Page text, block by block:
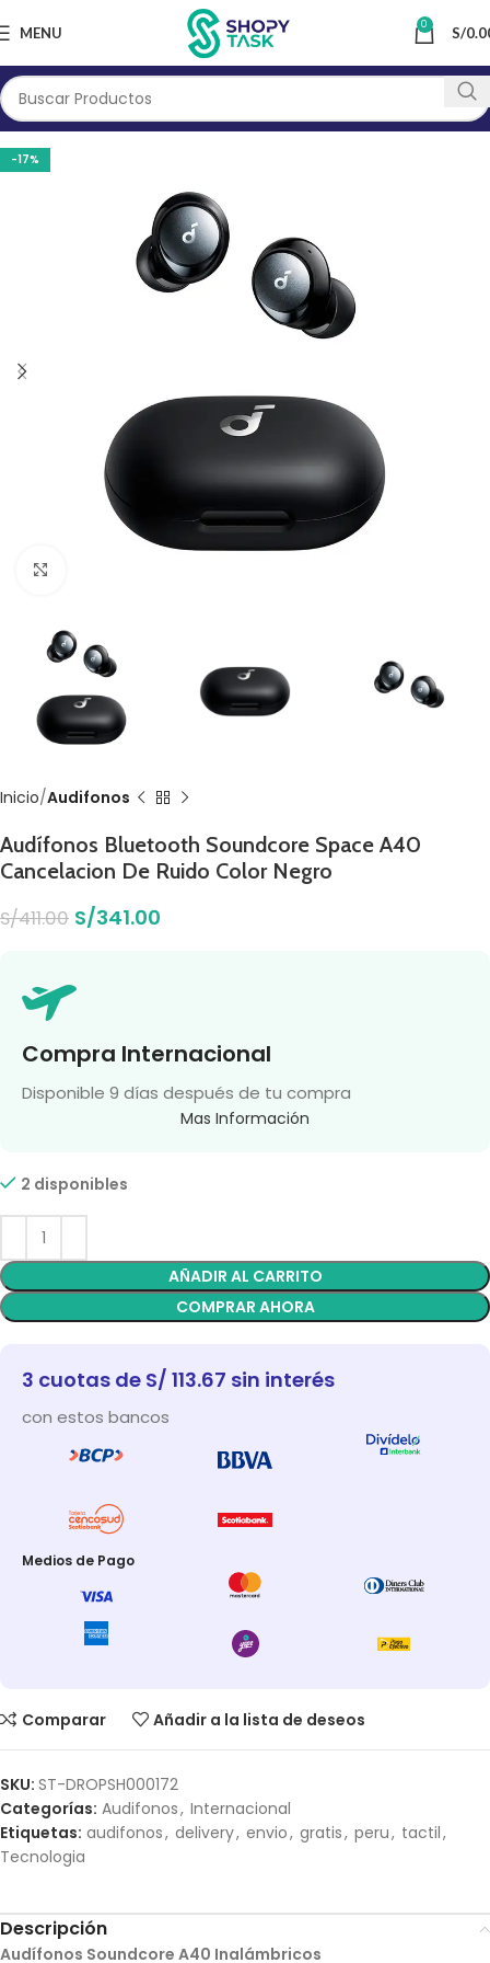
MENU 0 S/
-17%
Inicio Audifonos
Audífonos Bluetooth Soundcore Space A40
Cancelacion De Ruido Color Negro
S/411.00 S/341.00
Compra Internacional
Disponible 9 días después de tu compra
Mas Información
2 disponibles
AÑADIR AL CARRITO
COMPRAR AHORA
3 cuotas de S/ 113.67 sin interés
con estos bancos
Medios de Pago
Comparar Añadir a la lista de deseos
SKU: ST-DROPSH000172
Categorías: Audifonos, Internacional
Etiquetas: audifonos, delivery, envio, gratis, peru, tactil,
Tecnologia
Descripción
Audífonos Soundcore A40 Inalámbricos